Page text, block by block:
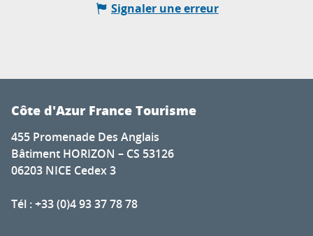
Signaler une erreur
Côte d'Azur France Tourisme
455 Promenade Des Anglais
Bâtiment HORIZON – CS 53126
06203 NICE Cedex 3
Tél : +33 (0)4 93 37 78 78